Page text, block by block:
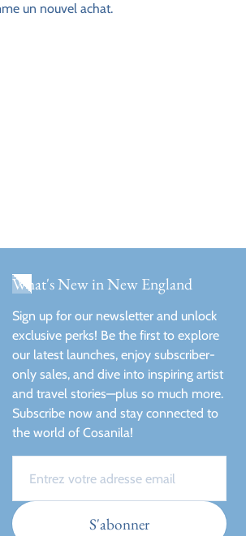
un nouvel achat.
What's New in New England
Sign up for our newsletter and unlock
exclusive perks! Be the first to explore
our latest launches, enjoy subscriber-
only sales, and dive into inspiring artist
and travel stories—plus so much more.
Subscribe now and stay connected to
the world of Cosanila!
S'abonner